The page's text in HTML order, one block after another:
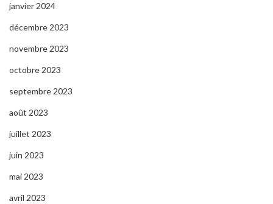
janvier 2024
décembre 2023
novembre 2023
octobre 2023
septembre 2023
août 2023
juillet 2023
juin 2023
mai 2023
avril 2023